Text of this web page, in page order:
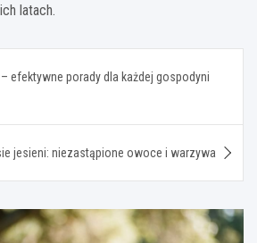
latach.
efektywne porady dla każdej gospodyni
jesieni: niezastąpione owoce i warzywa